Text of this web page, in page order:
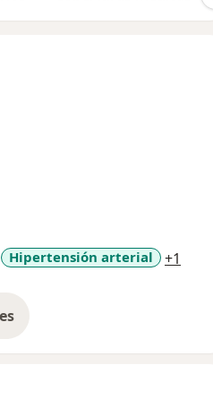
Hipertensión arterial +1